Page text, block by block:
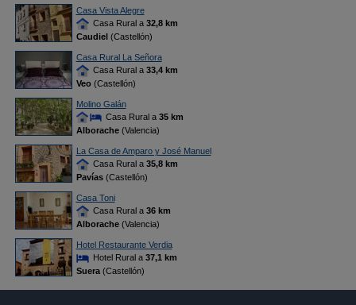
Casa Vista Alegre
Casa Rural a 32,8 km
Caudiel(Castellón)
Casa Rural La Señora
Casa Rural a 33,4 km
Veo(Castellón)
Molino Galán
Casa Rural a 35 km
Alborache(Valencia)
La Casa de Amparo y José Manuel
Casa Rural a 35,8 km
Pavías(Castellón)
Casa Toni
Casa Rural a 36 km
Alborache(Valencia)
Hotel Restaurante Verdia
Hotel Rural a 37,1 km
Suera(Castellón)